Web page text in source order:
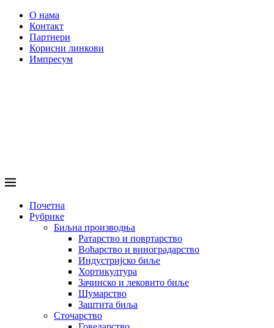
О нама
Контакт
Партнери
Корисни линкови
Импресум
Почетна
Рубрике
Биљна производња
Ратарство и повртарство
Воћарство и виноградарство
Индустријско биље
Хортикултура
Зачинско и лековито биље
Шумарство
Заштита биља
Сточарство